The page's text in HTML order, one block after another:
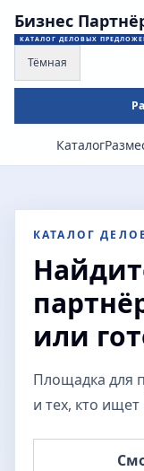
Бизнес
КАТАЛОГ ДЕЛОВЫХ
Тёмная
Каталог
КАТАЛОГ
или
Площадка для
и тех, кто